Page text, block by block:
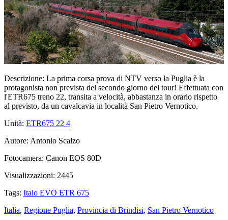
Descrizione: La prima corsa prova di NTV verso la Puglia è la
protagonista non prevista del secondo giorno del tour! Effettuata con
l'ETR675 treno 22, transita a velocità, abbastanza in orario rispetto
al previsto, da un cavalcavia in località San Pietro Vernotico.
Unità: ETR675 22 4
Autore: Antonio Scalzo
Fotocamera: Canon EOS 80D
Visualizzazioni: 2445
Tags: Italo EVO ETR 675
Italia, Regione Puglia, Provincia di Brindisi, San Pietro Vernotico